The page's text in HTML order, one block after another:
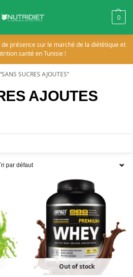
0
de présence sur le marché de la diététique et
santé en Tunisie !
SUCRES AJOUTES”
AJOUTES
Out of stock